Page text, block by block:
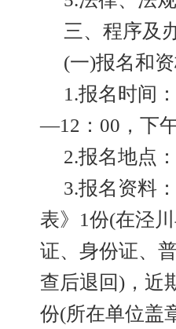
三、程序及
(一)报名和
1.报名时间
—12：00，下
2.报名地点
3.报名资料
表》1份(在泾
证、身份证、
查后退回)，近
份(所在单位盖